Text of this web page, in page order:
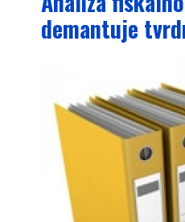
demantuje